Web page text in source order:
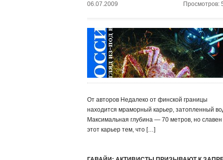
06.07.2009 Просмотров:
От авторов Недалеко от финской границы
находится мраморный карьер, затопленный
Максимальная глубина — 70 метров, но славен
этот карьер тем, что […]